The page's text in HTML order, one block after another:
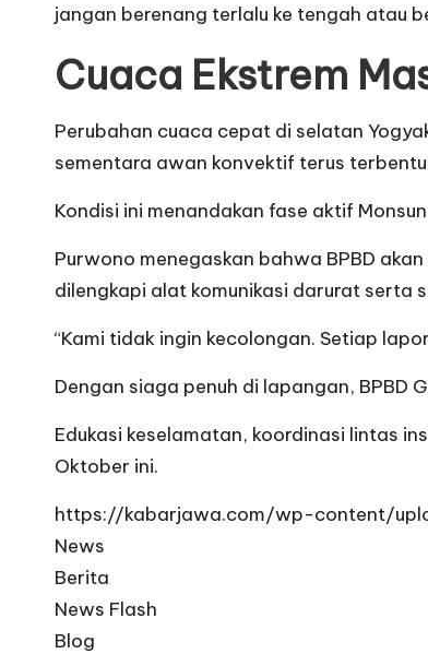
jangan berenang terlalu ke tengah atau
Cuaca Ekstrem
Perubahan cuaca cepat di selatan
sementara awan konvektif terus
Kondisi ini menandakan fase aktif
Purwono menegaskan bahwa BPBD
dilengkapi alat komunikasi darurat serta
“Kami tidak ingin kecolongan. Setiap
Dengan siaga penuh di lapangan,
Edukasi keselamatan, koordinasi lintas
Oktober ini.
https://kabarjawa.com/wp-content/
News
Berita
News Flash
Blog